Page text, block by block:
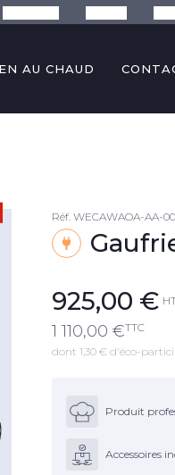
AU CHAUD
Réf. WECAWAOA-AA-00
925,00 €
1 110,00 €TTC
dont 1,30 € d'éco-
Produit
Accessoires